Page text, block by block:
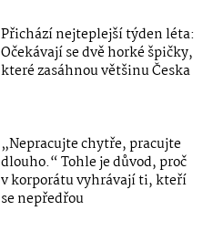
Přichází nejteplejší týden léta:
Očekávají se dvě horké špičky,
které zasáhnou většinu Česka
„Nepracujte chytře, pracujte
dlouho.“ Tohle je důvod, proč
v korporátu vyhrávají ti, kteří
se nepředřou